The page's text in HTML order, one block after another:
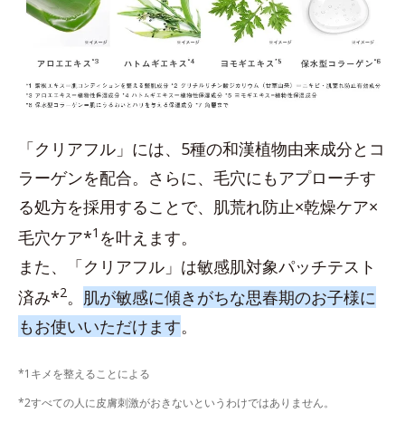
「クリアフル」には、5種の和漢植物由来成分とコ
ラーゲンを配合。さらに、毛穴にもアプローチす
る処方を採用することで、肌荒れ防止×乾燥ケア×
毛穴ケア*1 を叶えます。
また、「クリアフル」は敏感肌対象パッチテスト
済み*2。 肌が敏感に傾きがちな思春期のお子様に
もお使いいただけます。
*1キメを整えることによる
*2すべての人に皮膚刺激がおきないというわけではありません。